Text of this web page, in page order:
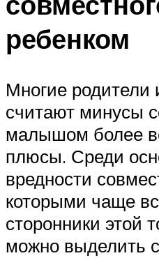
ребенком
Многие родители
считают минусы
малышом более
плюсы. Среди
вредности
которыми чаще
сторонники этой
можно выделить